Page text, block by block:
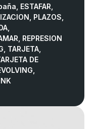
ESTAFAR
PLAZOS
REPRESION
TARJETA
DE